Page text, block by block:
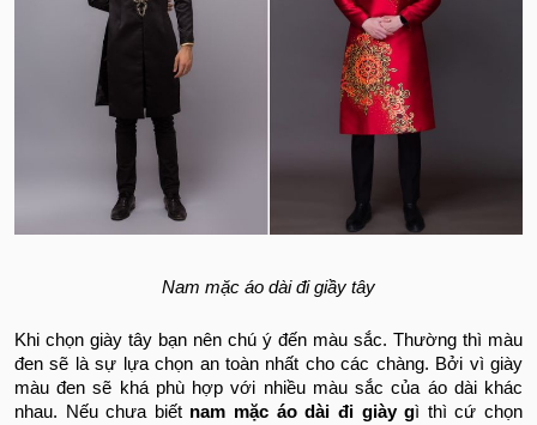
Nam mặc áo dài đi giầy tây
Khi chọn giày tây bạn nên chú ý đến màu sắc. Thường thì màu
đen sẽ là sự lựa chọn an toàn nhất cho các chàng. Bởi vì giày
màu đen sẽ khá phù hợp với nhiều màu sắc của áo dài khác
nhau. Nếu chưa biết nam mặc áo dài đi giày gì thì cứ chọn